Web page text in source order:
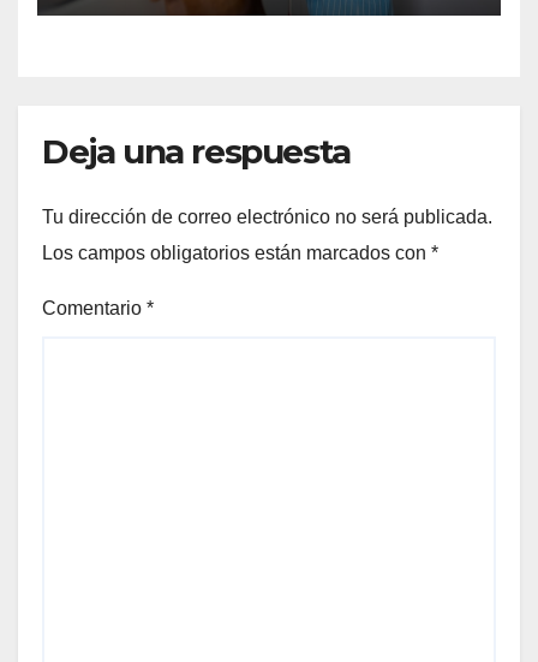
Deja una respuesta
Tu dirección de correo electrónico no será publicada.
Los campos obligatorios están marcados con *
Comentario *